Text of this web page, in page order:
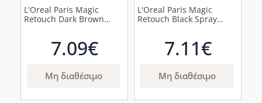
L'Oreal Paris Magic
Retouch Dark Brown
7.09€
Μη διαθέσιμο
L'Oreal Paris Magic
Retouch Black Spray
7.11€
Μη διαθέσιμο